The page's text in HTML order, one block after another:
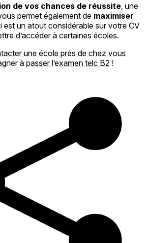
de vos chances de réussite , une
permet également de maximiser
est un atout considérable sur votre CV
d’accéder à certaines écoles.
une école près de chez vous
à passer l’examen telc B2 !